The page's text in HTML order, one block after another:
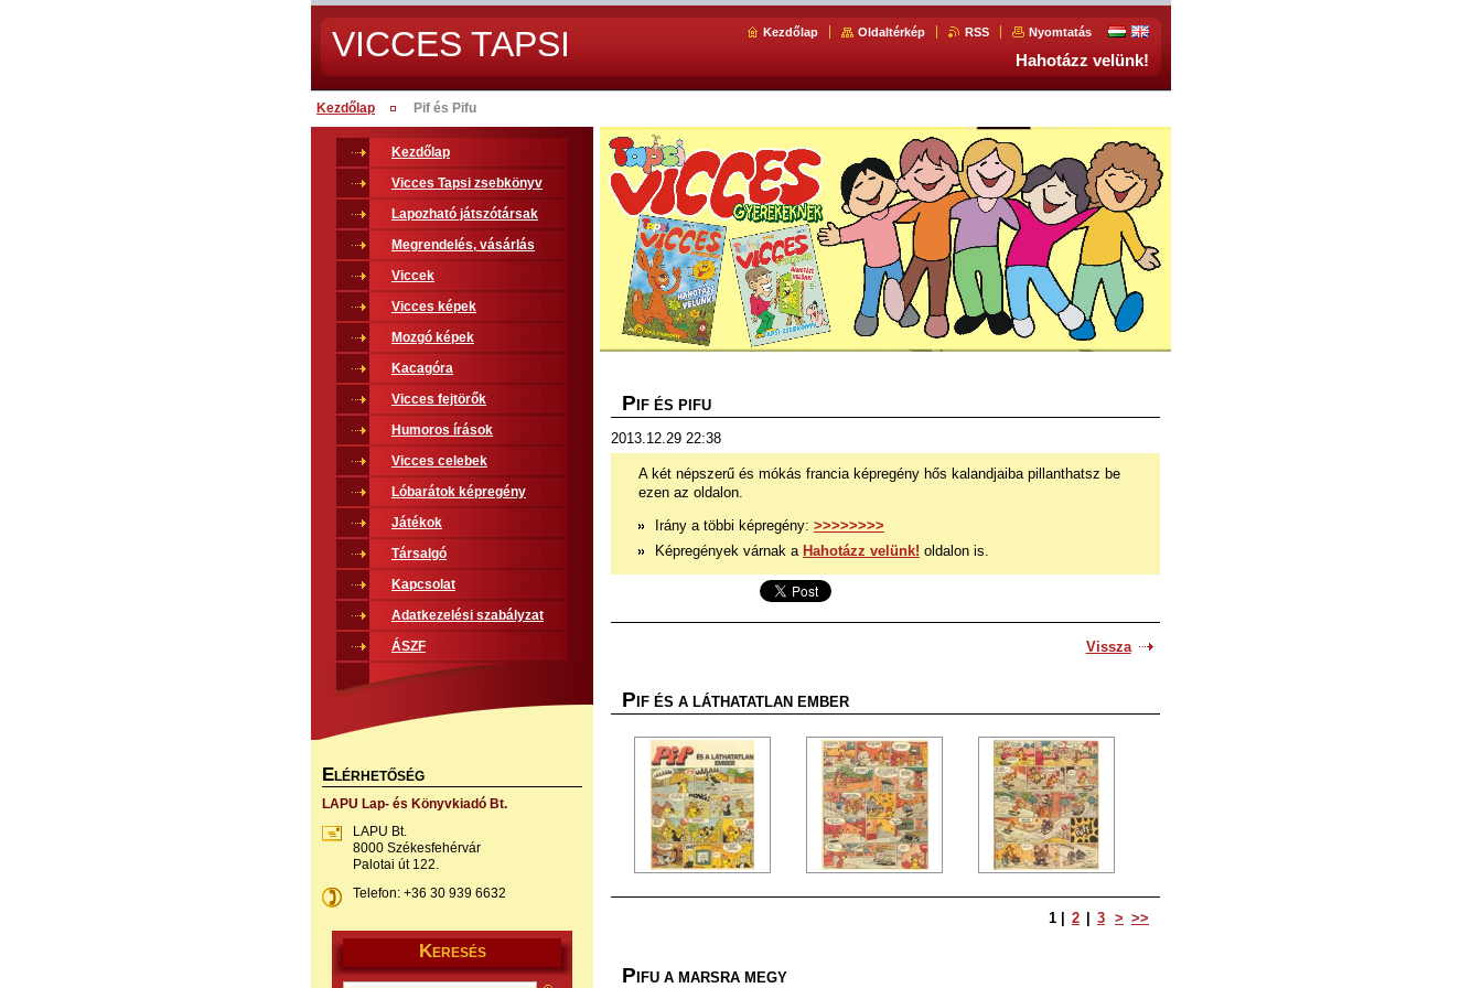
VICCES TAPSI Kezdőlap Oldaltérkép RSS Nyomtatás
Hahotázz velünk!
Kezdőlap Pif és Pifu
P IF ÉS PIFU
2013.12.29 22:38
A két népszerű és mókás francia képregény hős kalandjaiba pillanthatsz be
ezen az oldalon.
Irány a többi képregény: >>>>>>>>
Képregények várnak a Hahotázz velünk! oldalon is.
Vissza
P IF ÉS A LÁTHATATLAN EMBER
1 2 3 > >>
P IFU A MARSRA MEGY
Kezdőlap
Vicces Tapsi zsebkönyv
Lapozható játszótársak
Megrendelés, vásárlás
Viccek
Vicces képek
Mozgó képek
Kacagóra
Vicces fejtörők
Humoros írások
Vicces celebek
Lóbarátok képregény
Játékok
Társalgó
Kapcsolat
Adatkezelési szabályzat
ÁSZF
ELÉRHETŐSÉG
LAPU Lap- és Könyvkiadó Bt.
LAPU Bt.
8000 Székesfehérvár
Palotai út 122.
Telefon: +36 30 939 6632
KERESÉS